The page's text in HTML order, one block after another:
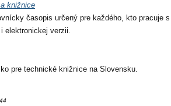
knižnice
časopis určený pre každého, kto pracuje
elektronickej verzii.
pre technické knižnice na Slovensku.